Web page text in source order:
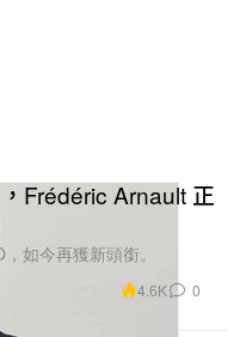
Frédéric Arnault 正
如今再獲新頭銜。
4.6K 0